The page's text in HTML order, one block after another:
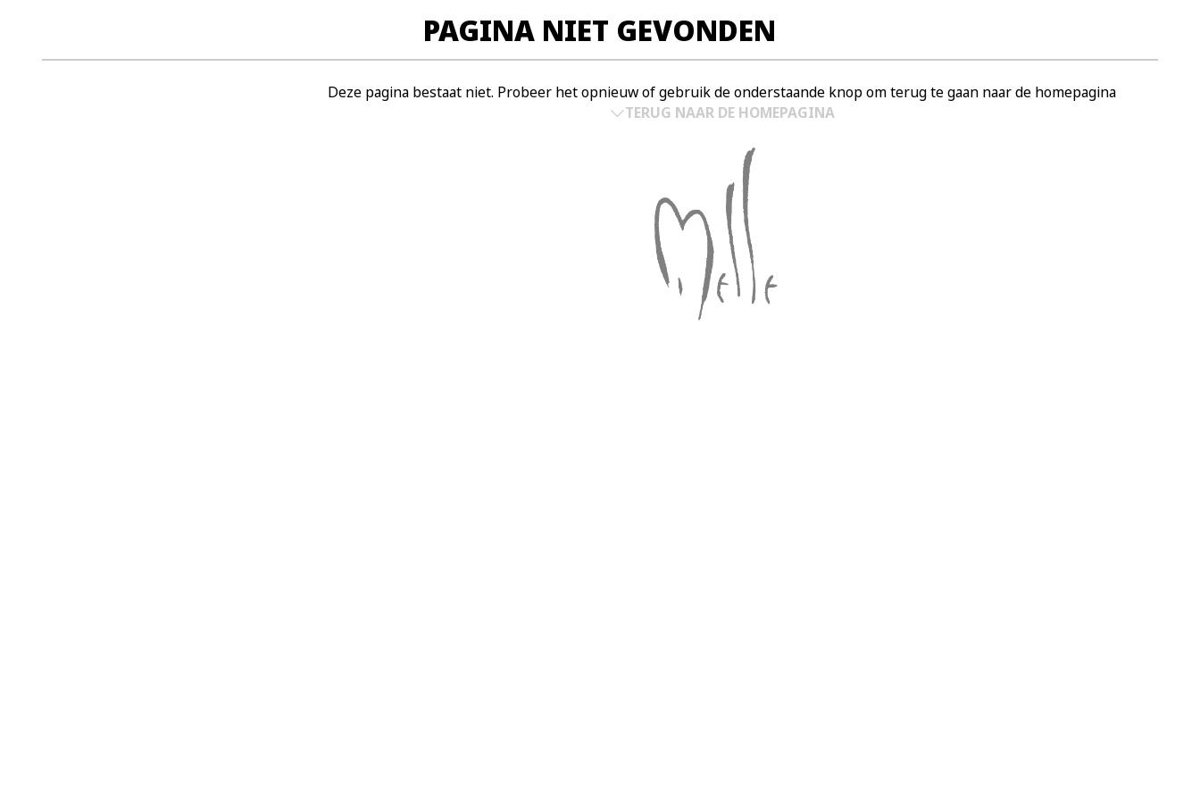
PAGINA NIET GEVONDEN
Deze pagina bestaat niet. Probeer het opnieuw of gebruik de onderstaande knop om terug te gaan naar de homepagina
TERUG NAAR DE HOMEPAGINA